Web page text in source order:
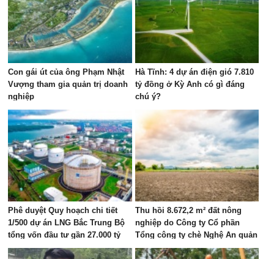
Con gái út của ông Phạm Nhật
Vượng tham gia quản trị doanh
nghiệp
Hà Tĩnh: 4 dự án điện gió 7.810
tỷ đồng ở Kỳ Anh có gì đáng
chú ý?
Phê duyệt Quy hoạch chi tiết
1/500 dự án LNG Bắc Trung Bộ
tổng vốn đầu tư gần 27.000 tỷ
đồng tại Hà Tĩnh
Thu hồi 8.672,2 m² đất nông
nghiệp do Công ty Cổ phần
Tổng công ty chè Nghệ An quản
lý